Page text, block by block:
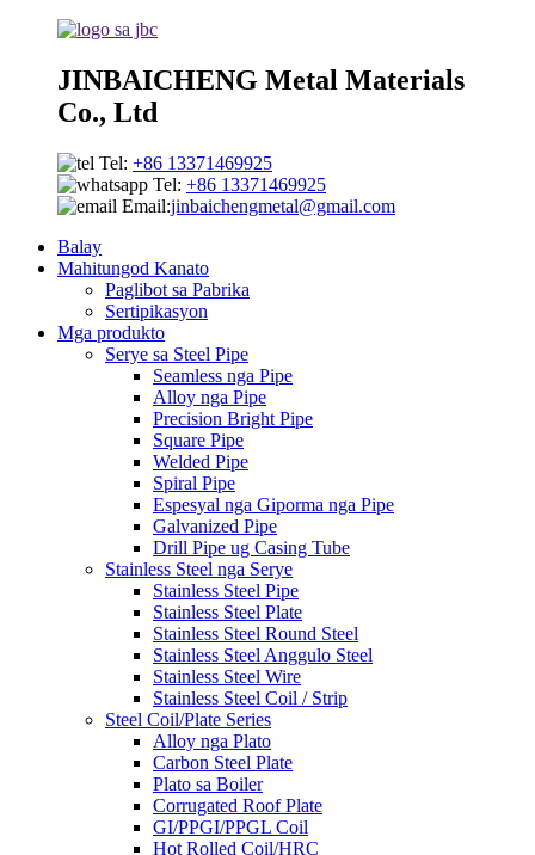
JINBAICHENG Metal Materials
Co., Ltd
Tel: +86 13371469925
Tel: +86 13371469925
Email:jinbaichengmetal@gmail.com
Balay
Mahitungod Kanato
Paglibot sa Pabrika
Sertipikasyon
Mga produkto
Serye sa Steel Pipe
Seamless nga Pipe
Alloy nga Pipe
Precision Bright Pipe
Square Pipe
Welded Pipe
Spiral Pipe
Espesyal nga Giporma nga Pipe
Galvanized Pipe
Drill Pipe ug Casing Tube
Stainless Steel nga Serye
Stainless Steel Pipe
Stainless Steel Plate
Stainless Steel Round Steel
Stainless Steel Anggulo Steel
Stainless Steel Wire
Stainless Steel Coil / Strip
Steel Coil/Plate Series
Alloy nga Plato
Carbon Steel Plate
Plato sa Boiler
Corrugated Roof Plate
GI/PPGI/PPGL Coil
Hot Rolled Coil/HRC